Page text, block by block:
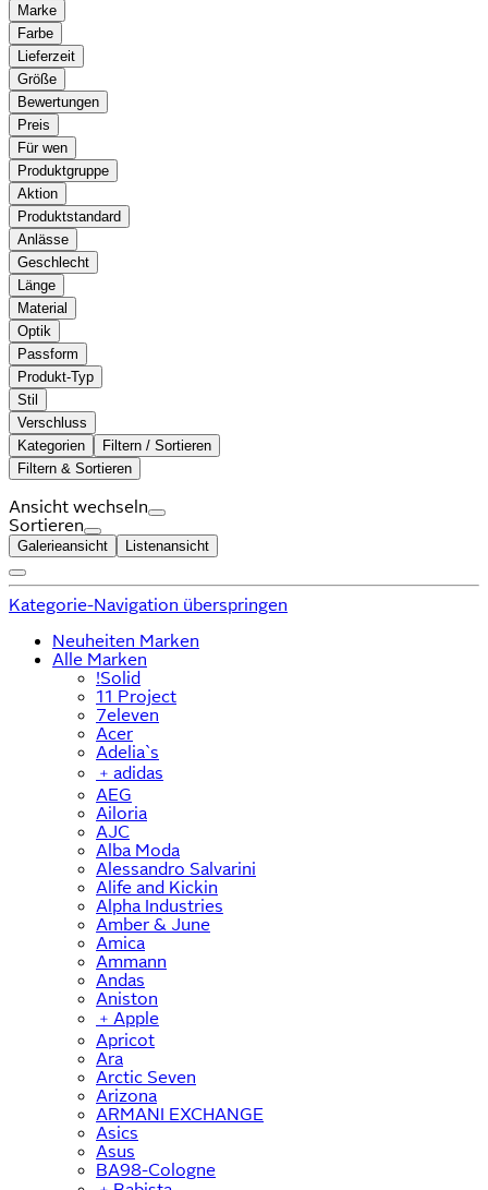
Marke
Farbe
Lieferzeit
Größe
Bewertungen
Preis
Für wen
Produktgruppe
Aktion
Produktstandard
Anlässe
Geschlecht
Länge
Material
Optik
Passform
Produkt-Typ
Stil
Verschluss
Kategorien
Filtern / Sortieren
Filtern & Sortieren
Ansicht wechseln
Sortieren
Galerieansicht Listenansicht
Kategorie-Navigation überspringen
Neuheiten Marken
Alle Marken
!Solid
11 Project
7eleven
Acer
Adelia`s
﹢ adidas
AEG
Ailoria
AJC
Alba Moda
Alessandro Salvarini
Alife and Kickin
Alpha Industries
Amber & June
Amica
Ammann
Andas
Aniston
﹢ Apple
Apricot
Ara
Arctic Seven
Arizona
ARMANI EXCHANGE
Asics
Asus
BA98-Cologne